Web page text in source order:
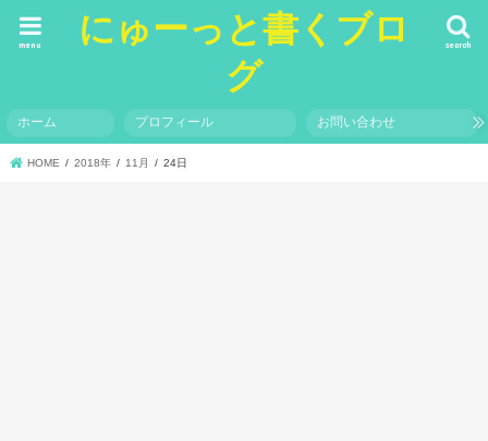
にゅーっと書くブロ
グ
search
menu
ホーム プロフィール お問い合わせ
HOME 2018年 11月 24日